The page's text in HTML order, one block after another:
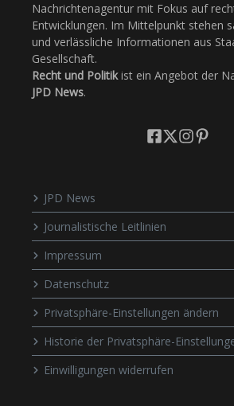
Nachrichtenagentur mit Fokus auf
Entwicklungen. Im Mittelpunkt stehen
und verlässliche Informationen aus
Gesellschaft.
Recht und Politikist ein Angebot der
JPD News.
JPD News
Journalistische Leitlinien
Impressum
Datenschutz
Privatsphäre-Einstellungen ändern
Historie der Privatsphäre-
Einwilligungen widerrufen